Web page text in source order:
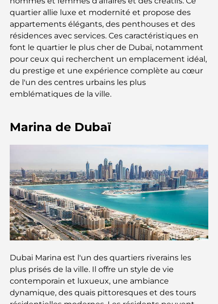
Cartes de crédit aux Émirats arabes unis : un guide
complet pour dépenser intelligemment
Hôpital du DIFC : des soins médicaux de classe
mondiale à Dubaï
Rarest Car in the World: Automotive Legends
Beyond Price
rencontre le style de vie professionnel
un guide pour les investisseurs modernes
Family Beach Club Dubai : Là où divertissement et
détente se rencontrent
Les meilleures écoles IB à Dubaï : un guide
complet pour les parents
Plan directeur de Dubai Hills : une vision pour la
vie communautaire moderne
Restaurant de l'Opéra de Dubaï : Quand la
quartier allie luxe et modernité et propose des
appartements élégants, des penthouses et des
résidences avec services. Ces caractéristiques en
font le quartier le plus cher de Dubaï, notamment
pour ceux qui recherchent un emplacement idéal,
du prestige et une expérience complète au cœur
de l'un des centres urbains les plus
emblématiques de la ville.
Marina de Dubaï
Dubai Marina est l'un des quartiers riverains les
plus prisés de la ville. Il offre un style de vie
contemporain et luxueux, une ambiance
dynamique, des quais pittoresques et des tours